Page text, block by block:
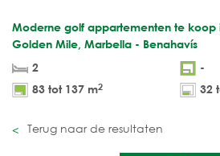
Moderne golf appartementen te koop
Golden Mile, Marbella - Benahavís
2
-
83 tot 137 m2 32
Terug naar de resultaten